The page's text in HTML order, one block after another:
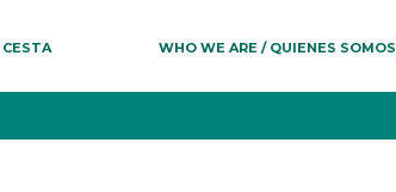
WHO WE ARE / QUIENES SOMOS